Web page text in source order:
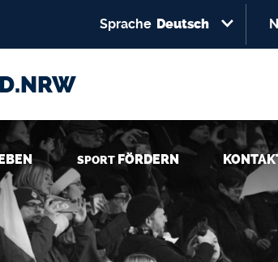
Sprache Deutsch
SPORT FÖRDERN